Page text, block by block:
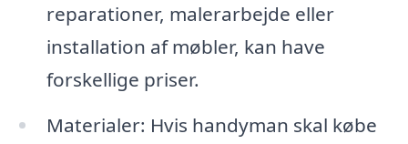
reparationer, malerarbejde eller
installation af møbler, kan have
forskellige priser.
Materialer: Hvis handyman skal købe